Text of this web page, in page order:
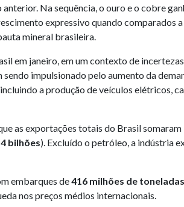
anterior. Na sequência, o ouro e o cobre
expressivo quando comparados
mineral brasileira.
em janeiro, em um contexto de
impulsionado pelo aumento da
a produção de veículos elétricos,
as exportações totais do Brasil somaram
bilhões). Excluído o petróleo, a indústria
embarques de416 milhões de toneladas
nos preços médios internacionais.